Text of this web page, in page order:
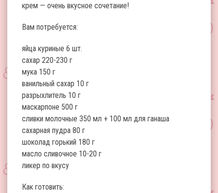
крем — очень вкусное сочетание!
Вам потребуется:
яйца куриные 6 шт.
сахар 220-230 г
мука 150 г
ванильный сахар 10 г
разрыхлитель 10 г
маскарпоне 500 г
сливки молочные 350 мл + 100 мл для ганаша
сахарная пудра 80 г
шоколад горький 180 г
масло сливочное 10-20 г
ликер по вкусу
Как готовить: